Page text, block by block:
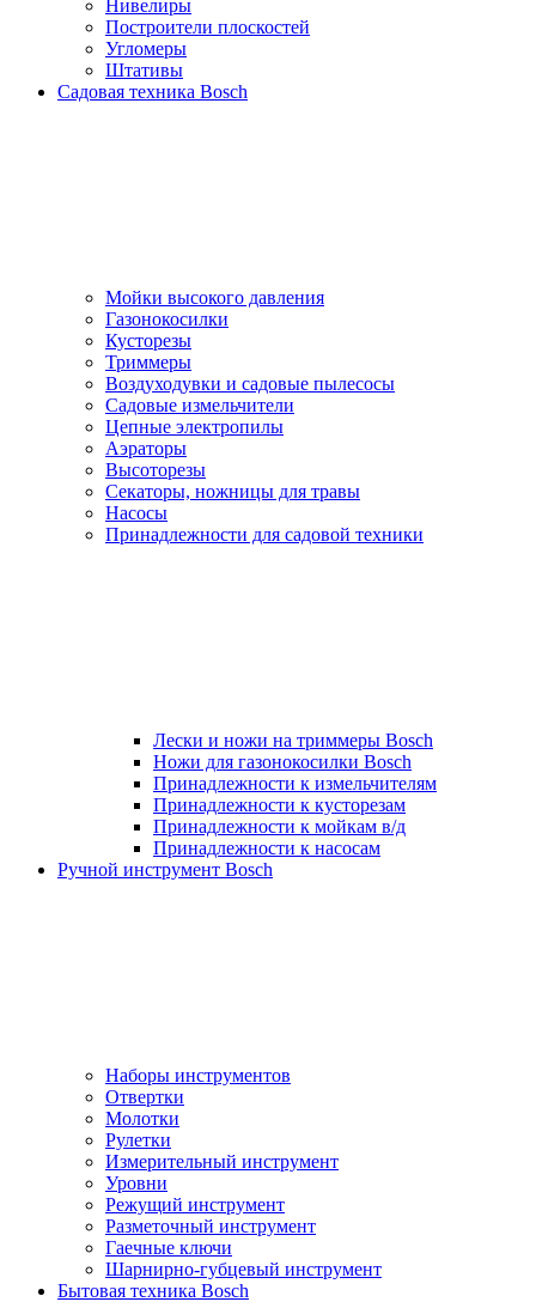
Нивелиры
Построители плоскостей
Угломеры
Штативы
Садовая техника Bosch
Мойки высокого давления
Газонокосилки
Кусторезы
Триммеры
Воздуходувки и садовые пылесосы
Садовые измельчители
Цепные электропилы
Аэраторы
Высоторезы
Секаторы, нoжницы для травы
Насосы
Принадлежности для садовой техники
Лески и ножи на триммеры Bosch
Ножи для газонокосилки Bosch
Принадлежности к измельчителям
Принадлежности к кусторезам
Принадлежности к мойкам в/д
Принадлежности к насосам
Ручной инструмент Bosch
Наборы инструментов
Отвертки
Молотки
Рулетки
Измерительный инструмент
Уровни
Режущий инструмент
Разметочный инструмент
Гаечные ключи
Шарнирно-губцевый инструмент
Бытовая техника Bosch